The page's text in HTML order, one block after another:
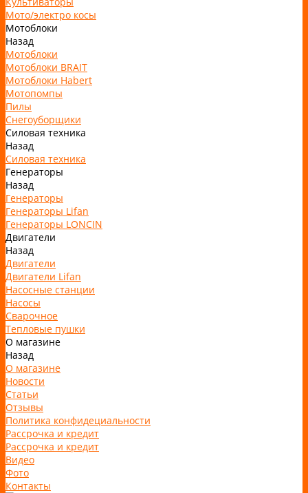
Мото/электро косы
Мотоблоки
Назад
Мотоблоки
Мотоблоки BRAIT
Мотоблоки Habert
Мотопомпы
Пилы
Снегоуборщики
Силовая техника
Назад
Силовая техника
Генераторы
Назад
Генераторы
Генераторы Lifan
Генераторы LONCIN
Двигатели
Назад
Двигатели
Двигатели Lifan
Насосные станции
Насосы
Сварочное
Тепловые пушки
О магазине
Назад
О магазине
Новости
Статьи
Отзывы
Политика конфидециальности
Рассрочка и кредит
Рассрочка и кредит
Видео
Фото
Контакты